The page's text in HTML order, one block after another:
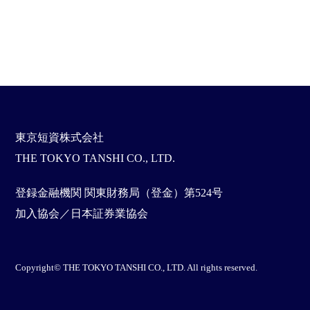
東京短資株式会社
THE TOKYO TANSHI CO., LTD.
登録金融機関 関東財務局（登金）第524号
加入協会／日本証券業協会
Copyright© THE TOKYO TANSHI CO., LTD. All rights reserved.